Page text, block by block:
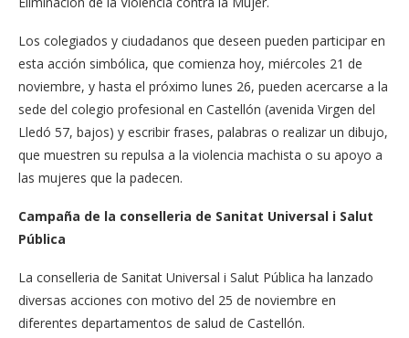
Los colegiados y ciudadanos que deseen pueden participar en
esta acción simbólica, que comienza hoy, miércoles 21 de
noviembre, y hasta el próximo lunes 26, pueden acercarse a la
sede del colegio profesional en Castellón (avenida Virgen del
Lledó 57, bajos) y escribir frases, palabras o realizar un dibujo,
que muestren su repulsa a la violencia machista o su apoyo a
las mujeres que la padecen.
Campaña de la conselleria de Sanitat Universal i Salut
Pública
La conselleria de Sanitat Universal i Salut Pública ha lanzado
diversas acciones con motivo del 25 de noviembre en
diferentes departamentos de salud de Castellón.